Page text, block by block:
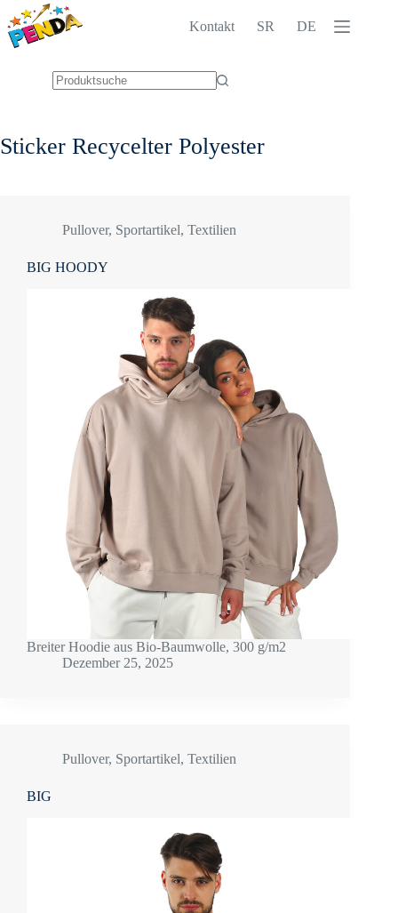
Zum
Inhalt
springen
Kontakt SR DE
Sticker Recycelter Polyester
Pullover, Sportartikel, Textilien
BIG HOODY
Breiter Hoodie aus Bio-Baumwolle, 300 g/m2
Dezember 25, 2025
Pullover, Sportartikel, Textilien
BIG